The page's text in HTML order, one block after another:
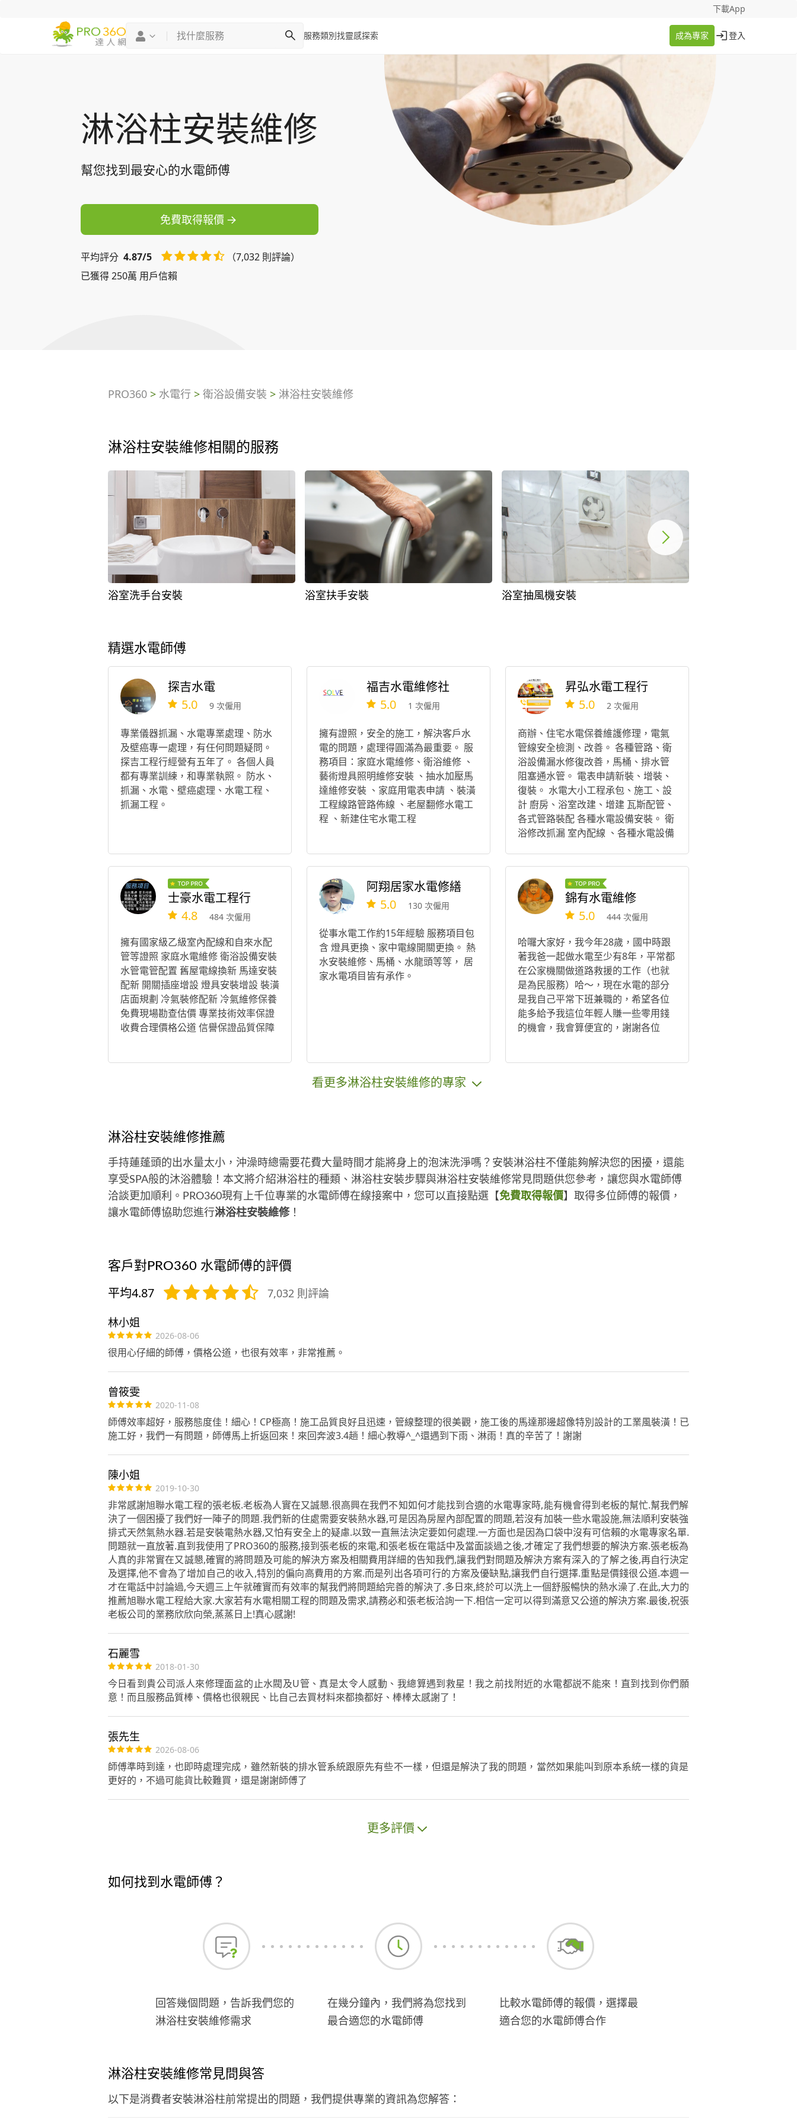
下載App
服務類別找靈感探索 成為專家 登入
成為專家
登入
淋浴柱安裝維修
幫您找到最安心的水電師傅
免費取得報價
平均評分 4.87/5
（7,032 則評論）
已獲得 250萬 用戶信賴
PRO360> 水電行 > 衛浴設備安裝 > 淋浴柱安裝維修
淋浴柱安裝維修相關的服務
浴室洗手台安裝 浴室扶手安裝 浴室抽風機安裝
精選水電師傅
探吉水電
5.0 9 次僱用
專業儀器抓漏、水電專業處理、防水
及壁癌專一處理，有任何問題疑問。
探吉工程行經營有五年了。 各個人員
都有專業訓練，和專業執照。 防水、
抓漏、水電、壁癌處理、水電工程、
抓漏工程。
福吉水電維修社
5.0 1 次僱用
擁有證照，安全的施工，解決客戶水
電的問題，處理得圓滿為最重要。 服
務項目：家庭水電維修、衛浴維修 、
藝術燈具照明維修安裝 、抽水加壓馬
達維修安裝 、家庭用電表申請 、裝潢
工程線路管路佈線 、老屋翻修水電工
程 、新建住宅水電工程
昇弘水電工程行
5.0 2 次僱用
商辦、住宅水電保養維護修理，電氣
管線安全檢測、改善。 各種管路、衛
浴設備漏水修復改善，馬桶、排水管
阻塞通水管。 電表申請新裝、增裝、
復裝。 水電大小工程承包、施工、設
計 廚房、浴室改建、增建 瓦斯配管、
各式管路裝配 各種水電設備安裝。 衛
浴修改抓漏 室內配線 、各種水電設備
士豪水電工程行
4.8 484 次僱用
擁有國家級乙級室內配線和自來水配
管等證照 家庭水電維修 衛浴設備安裝
水管電管配置 舊屋電線換新 馬達安裝
配新 開關插座增設 燈具安裝增設 裝潢
店面規劃 冷氣裝修配新 冷氣維修保養
免費現場勘查估價 專業技術效率保證
收費合理價格公道 信譽保證品質保障
阿翔居家水電修繕
5.0 130 次僱用
從事水電工作約15年經驗 服務項目包
含 燈具更換、家中電線開關更換。 熱
水安裝維修、馬桶、水龍頭等等， 居
家水電項目皆有承作。
錦有水電維修
5.0 444 次僱用
哈囉大家好，我今年28歲，國中時跟
著我爸一起做水電至少有8年，平常都
在公家機關做道路救援的工作（也就
是為民服務）哈～，現在水電的部分
是我自己平常下班兼職的，希望各位
能多給予我這位年輕人賺一些零用錢
的機會，我會算便宜的，謝謝各位
看更多淋浴柱安裝維修的專家
淋浴柱安裝維修推薦
手持蓮蓬頭的出水量太小，沖澡時總需要花費大量時間才能將身上的泡沫洗淨嗎？安裝淋浴柱不僅能夠解決您的困擾，還能
享受SPA般的沐浴體驗！本文將介紹淋浴柱的種類、淋浴柱安裝步驟與淋浴柱安裝維修常見問題供您參考，讓您與水電師傅
洽談更加順利。PRO360現有上千位專業的水電師傅在線接案中，您可以直接點選【免費取得報價】取得多位師傅的報價，
讓水電師傅協助您進行淋浴柱安裝維修！
客戶對PRO360 水電師傅的評價
平均4.87 7,032 則評論
林小姐
2026-08-06
很用心仔細的師傅，價格公道，也很有效率，非常推薦。
曾筱雯
2020-11-08
師傅效率超好，服務態度佳！細心！CP極高！施工品質良好且迅速，管線整理的很美觀，施工後的馬達那邊超像特別設計的工業風裝潢！已
施工好，我們一有問題，師傅馬上折返回來！來回奔波3.4趟！細心教導^_^還遇到下雨、淋雨！真的辛苦了！謝謝
陳小姐
2019-10-30
非常感謝旭聯水電工程的張老板.老板為人實在又誠懇.很高興在我們不知如何才能找到合適的水電專家時,能有機會得到老板的幫忙.幫我們解
決了一個困擾了我們好一陣子的問題.我們新的住處需要安裝熱水器,可是因為房屋內部配置的問題,若沒有加裝一些水電設施,無法順利安裝強
排式天然氣熱水器.若是安裝電熱水器,又怕有安全上的疑慮.以致一直無法決定要如何處理.一方面也是因為口袋中沒有可信賴的水電專家名單.
問題就一直放著.直到我使用了PRO360的服務,接到張老板的來電,和張老板在電話中及當面談過之後,才確定了我們想要的解決方案.張老板為
人真的非常實在又誠懇,確實的將問題及可能的解決方案及相關費用詳細的告知我們,讓我們對問題及解決方案有深入的了解之後,再自行決定
及選擇,他不會為了增加自己的收入,特別的偏向高費用的方案.而是列出各項可行的方案及優缺點,讓我們自行選擇.重點是價錢很公道.本週一
才在電話中討論過,今天週三上午就確實而有效率的幫我們將問題給完善的解決了.多日來,終於可以洗上一個舒服暢快的熱水澡了.在此,大力的
推薦旭聯水電工程給大家.大家若有水電相關工程的問題及需求,請務必和張老板洽詢一下.相信一定可以得到滿意又公道的解決方案.最後,祝張
老板公司的業務欣欣向榮,蒸蒸日上!真心感謝!
石麗雪
2018-01-30
今日看到貴公司派人來修理面盆的止水閥及U管、真是太令人感動、我總算遇到救星！我之前找附近的水電都説不能來！直到找到你們願
意！而且服務品質棒、價格也很親民、比自己去買材料來都換都好、棒棒太感謝了！
張先生
2026-08-06
師傅準時到達，也即時處理完成，雖然新裝的排水管系統跟原先有些不一樣，但還是解決了我的問題，當然如果能叫到原本系統一樣的貨是
更好的，不過可能貨比較難買，還是謝謝師傅了
更多評價
如何找到水電師傅？
回答幾個問題，告訴我們您的
淋浴柱安裝維修需求
在幾分鐘內，我們將為您找到
最合適您的水電師傅
比較水電師傅的報價，選擇最
適合您的水電師傅合作
淋浴柱安裝維修常見問與答
以下是消費者安裝淋浴柱前常提出的問題，我們提供專業的資訊為您解答：